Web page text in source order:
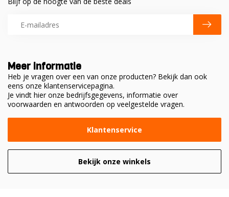
Meer informatie
Heb je vragen over een van onze producten? Bekijk dan ook
eens onze klantenservicepagina.
Je vindt hier onze bedrijfsgegevens, informatie over
voorwaarden en antwoorden op veelgestelde vragen.
Klantenservice
Bekijk onze winkels